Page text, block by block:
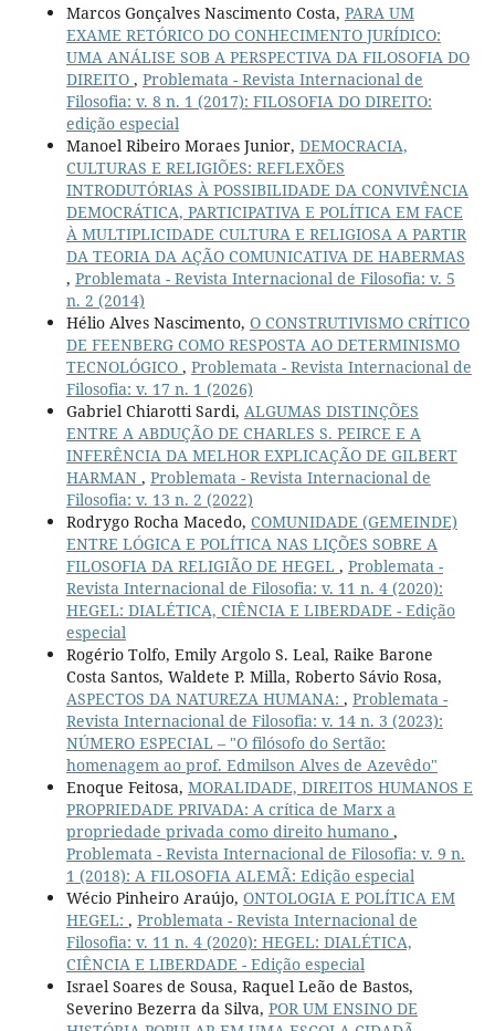
Marcos Gonçalves Nascimento Costa, PARA UM
EXAME RETÓRICO DO CONHECIMENTO JURÍDICO:
UMA ANÁLISE SOB A PERSPECTIVA DA FILOSOFIA DO
DIREITO , Problemata - Revista Internacional de
Filosofia: v. 8 n. 1 (2017): FILOSOFIA DO DIREITO:
edição especial
Manoel Ribeiro Moraes Junior, DEMOCRACIA,
CULTURAS E RELIGIÕES: REFLEXÕES
INTRODUTÓRIAS À POSSIBILIDADE DA CONVIVÊNCIA
DEMOCRÁTICA, PARTICIPATIVA E POLÍTICA EM FACE
À MULTIPLICIDADE CULTURA E RELIGIOSA A PARTIR
DA TEORIA DA AÇÃO COMUNICATIVA DE HABERMAS
, Problemata - Revista Internacional de Filosofia: v. 5
n. 2 (2014)
Hélio Alves Nascimento, O CONSTRUTIVISMO CRÍTICO
DE FEENBERG COMO RESPOSTA AO DETERMINISMO
TECNOLÓGICO , Problemata - Revista Internacional de
Filosofia: v. 17 n. 1 (2026)
Gabriel Chiarotti Sardi, ALGUMAS DISTINÇÕES
ENTRE A ABDUÇÃO DE CHARLES S. PEIRCE E A
INFERÊNCIA DA MELHOR EXPLICAÇÃO DE GILBERT
HARMAN , Problemata - Revista Internacional de
Filosofia: v. 13 n. 2 (2022)
Rodrygo Rocha Macedo, COMUNIDADE (GEMEINDE)
ENTRE LÓGICA E POLÍTICA NAS LIÇÕES SOBRE A
FILOSOFIA DA RELIGIÃO DE HEGEL , Problemata -
Revista Internacional de Filosofia: v. 11 n. 4 (2020):
HEGEL: DIALÉTICA, CIÊNCIA E LIBERDADE - Edição
especial
Rogério Tolfo, Emily Argolo S. Leal, Raike Barone
Costa Santos, Waldete P. Milla, Roberto Sávio Rosa,
ASPECTOS DA NATUREZA HUMANA: , Problemata -
Revista Internacional de Filosofia: v. 14 n. 3 (2023):
NÚMERO ESPECIAL – "O filósofo do Sertão:
homenagem ao prof. Edmilson Alves de Azevêdo"
Enoque Feitosa, MORALIDADE, DIREITOS HUMANOS E
PROPRIEDADE PRIVADA: A crítica de Marx a
propriedade privada como direito humano ,
Problemata - Revista Internacional de Filosofia: v. 9 n.
1 (2018): A FILOSOFIA ALEMÃ: Edição especial
Wécio Pinheiro Araújo, ONTOLOGIA E POLÍTICA EM
HEGEL: , Problemata - Revista Internacional de
Filosofia: v. 11 n. 4 (2020): HEGEL: DIALÉTICA,
CIÊNCIA E LIBERDADE - Edição especial
Israel Soares de Sousa, Raquel Leão de Bastos,
Severino Bezerra da Silva, POR UM ENSINO DE